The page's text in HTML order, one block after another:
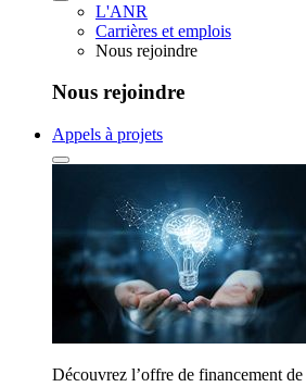
L'ANR
Carrières et emplois
Nous rejoindre
Nous rejoindre
Appels à projets
Découvrez l’offre de financement